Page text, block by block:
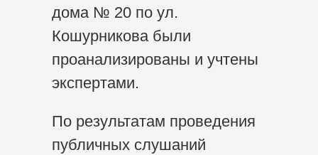
дома № 20 по ул.
Кошурникова были
проанализированы и учтены
экспертами.
По результатам проведения
публичных слушаний